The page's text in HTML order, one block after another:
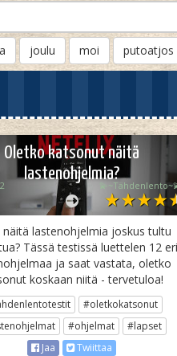
joulu moi putoatjos
Oletko katsonut näitä
lastenohjelmia?
näitä lastenohjelmia joskus tultu
Tässä testissä luettelen 12 eri
ja saat vastata, oletko
koskaan niitä - tervetuloa!
#oletkokatsonut
#ohjelmat
#lapset
Jaa
Twiittaa